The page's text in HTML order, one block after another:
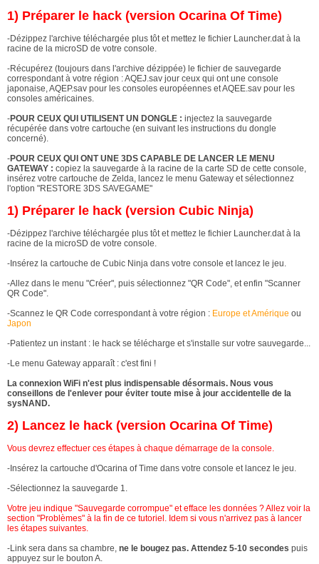
1) Préparer le hack (version Ocarina Of Time)
-Dézippez l'archive téléchargée plus tôt et mettez le fichier Launcher.dat à la
racine de la microSD de votre console.
-Récupérez (toujours dans l'archive dézippée) le fichier de sauvegarde
correspondant à votre région : AQEJ.sav jour ceux qui ont une console
japonaise, AQEP.sav pour les consoles européennes et AQEE.sav pour les
consoles américaines.
-POUR CEUX QUI UTILISENT UN DONGLE : injectez la sauvegarde
récupérée dans votre cartouche (en suivant les instructions du dongle
concerné).
-POUR CEUX QUI ONT UNE 3DS CAPABLE DE LANCER LE MENU
GATEWAY : copiez la sauvegarde à la racine de la carte SD de cette console,
insérez votre cartouche de Zelda, lancez le menu Gateway et sélectionnez
l'option "RESTORE 3DS SAVEGAME"
1) Préparer le hack (version Cubic Ninja)
-Dézippez l'archive téléchargée plus tôt et mettez le fichier Launcher.dat à la
racine de la microSD de votre console.
-Insérez la cartouche de Cubic Ninja dans votre console et lancez le jeu.
-Allez dans le menu "Créer", puis sélectionnez "QR Code", et enfin "Scanner
QR Code".
-Scannez le QR Code correspondant à votre région : Europe et Amérique ou
Japon
-Patientez un instant : le hack se télécharge et s'installe sur votre sauvegarde...
-Le menu Gateway apparaît : c'est fini !
La connexion WiFi n'est plus indispensable désormais. Nous vous
conseillons de l'enlever pour éviter toute mise à jour accidentelle de la
sysNAND.
2) Lancez le hack (version Ocarina Of Time)
Vous devrez effectuer ces étapes à chaque démarrage de la console.
-Insérez la cartouche d'Ocarina of Time dans votre console et lancez le jeu.
-Sélectionnez la sauvegarde 1.
Votre jeu indique "Sauvegarde corrompue" et efface les données ? Allez voir la
section "Problèmes" à la fin de ce tutoriel. Idem si vous n'arrivez pas à lancer
les étapes suivantes.
-Link sera dans sa chambre, ne le bougez pas. Attendez 5-10 secondes puis
appuyez sur le bouton A.